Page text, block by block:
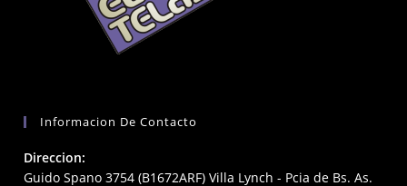
Informacion De Contacto
Direccion:
Guido Spano 3754 (B1672ARF) Villa Lynch - Pcia de Bs. As.